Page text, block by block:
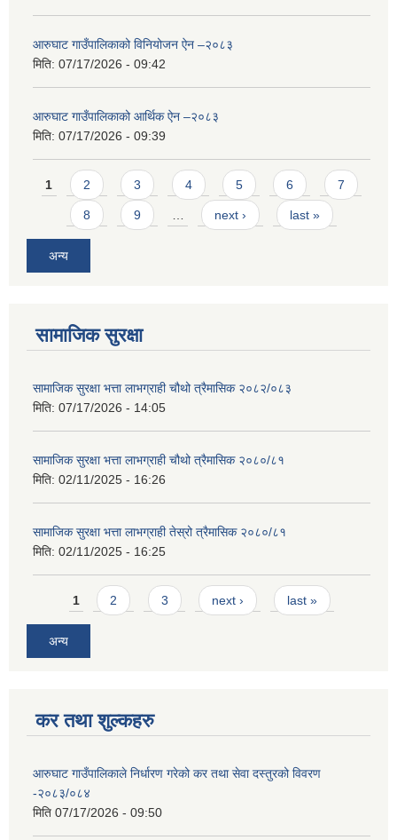
आरुघाट गाउँपालिकाको विनियोजन ऐन –२०८३
मिति: 07/17/2026 - 09:42
आरुघाट गाउँपालिकाको आर्थिक ऐन –२०८३
मिति: 07/17/2026 - 09:39
Pages
1 2 3 4 5 6 7
8 9 next › last »
अन्य
सामाजिक सुरक्षा
सामाजिक सुरक्षा भत्ता लाभग्राही चौथो त्रैमासिक २०८२/०८३
मिति: 07/17/2026 - 14:05
सामाजिक सुरक्षा भत्ता लाभग्राही चौथो त्रैमासिक २०८०/८१
मिति: 02/11/2025 - 16:26
सामाजिक सुरक्षा भत्ता लाभग्राही तेस्रो त्रैमासिक २०८०/८१
मिति: 02/11/2025 - 16:25
Pages
1 2 3 next › last »
अन्य
कर तथा शुल्कहरु
आरुघाट गाउँपालिकाले निर्धारण गरेको कर तथा सेवा दस्तुरको विवरण
-२०८३/०८४
मिति 07/17/2026 - 09:50